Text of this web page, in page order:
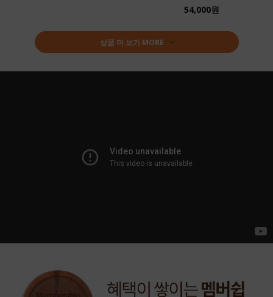
54,000원
상품 더 보기 MORE